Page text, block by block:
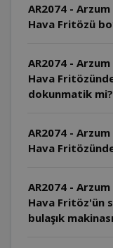
AR2074 -
Hava Fritözü
AR2074 -
Hava
dokunmatik mi?
AR2074 -
Hava
AR2074 -
Hava Fritöz'ün sepet tutma yeriyle birlikte
bulaşık